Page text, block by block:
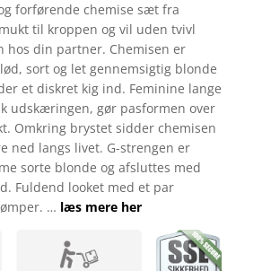
forførende chemise sæt fra
til kroppen og vil uden tvivl
hos din partner. Chemisen er
sort og let gennemsigtig blonde
et diskret kig ind. Feminine lange
udskæringen, gør pasformen over
Omkring brystet sidder chemisen
ned langs livet. G-strengen er
sorte blonde og afsluttes med
Fuldend looket med et par
… læs mere her